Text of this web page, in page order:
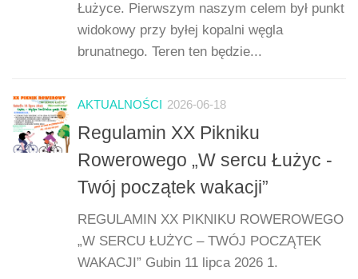
Łużyce. Pierwszym naszym celem był punkt
widokowy przy byłej kopalni węgla
brunatnego. Teren ten będzie...
AKTUALNOŚCI 2026-06-18
Regulamin XX Pikniku
Rowerowego „W sercu Łużyc -
Twój początek wakacji”
REGULAMIN XX PIKNIKU ROWEROWEGO
„W SERCU ŁUŻYC – TWÓJ POCZĄTEK
WAKACJI” Gubin 11 lipca 2026 1.